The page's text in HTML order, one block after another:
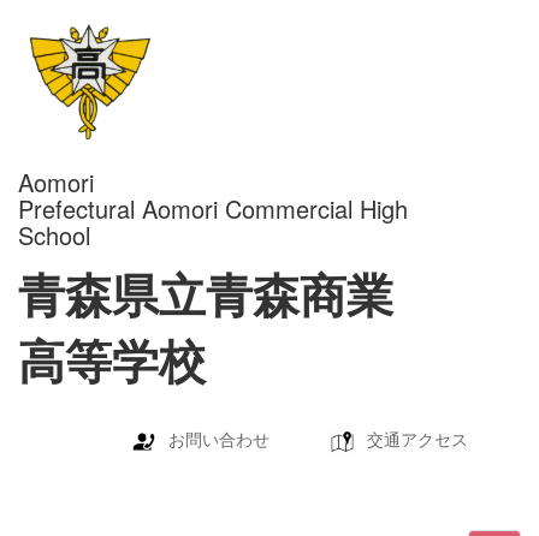
Aomori
Prefectural Aomori Commercial High
School
青森県立青森商業
高等学校
お問い合わせ 交通アクセス